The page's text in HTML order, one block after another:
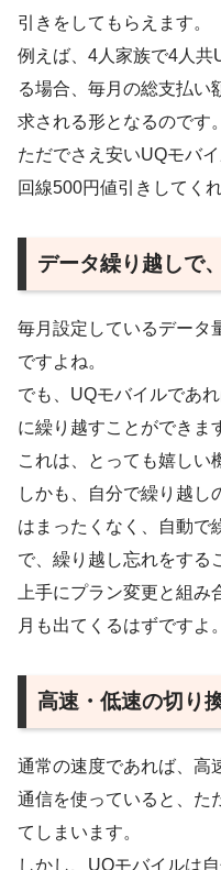
引きをしてもらえます。
例えば、4人家族で4人共
る場合、毎月の総支払い
求される形となるのです。
ただでさえ安いUQモバ
回線500円値引きしてく
データ繰り越しで
毎月設定しているデー
ですよね。
でも、UQモバイルであ
に繰り越すことができま
これは、とっても嬉しい
しかも、自分で繰り越し
はまったくなく、自動で
で、繰り越し忘れをする
上手にプラン変更と組
月も出てくるはずですよ。
高速・低速の切り
通常の速度であれば、高
通信を使っていると、た
てしまいます。
しかし、UQモバイルは